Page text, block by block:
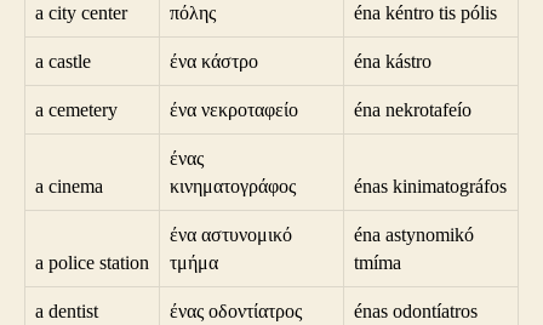
a city center
πόλης
éna kéntro tis pólis
a castle ένα κάστρο éna kástro
a cemetery ένα νεκροταφείο éna nekrotafeío
a cinema
ένας
κινηματογράφος
énas kinimatográfos
a police station
ένα αστυνομικό
τμήμα
éna astynomikó
tmíma
a dentist ένας οδοντίατρος énas odontíatros